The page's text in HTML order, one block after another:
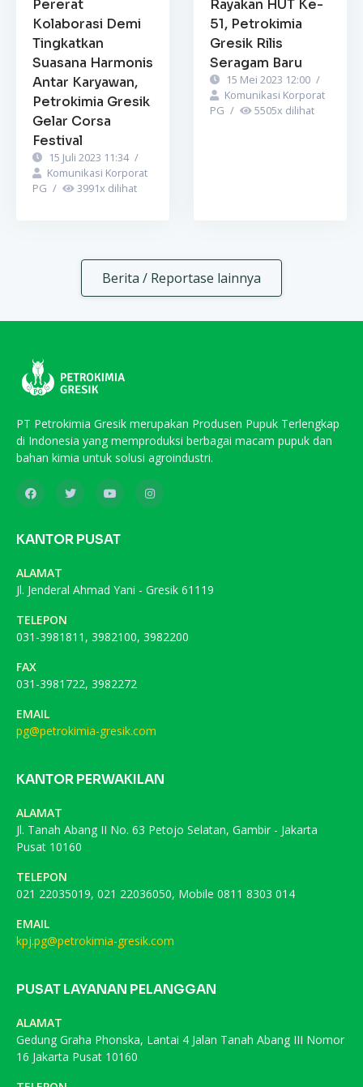
Pererat
Kolaborasi Demi
Tingkatkan
Suasana Harmonis
Antar Karyawan,
Petrokimia Gresik
Gelar Corsa
Festival
15 Juli 2023 11:34 /
Komunikasi Korporat
PG / 3991x dilihat
Rayakan HUT Ke-
51, Petrokimia
Gresik Rilis
Seragam Baru
15 Mei 2023 12:00 /
Komunikasi Korporat
PG / 5505x dilihat
Berita / Reportase lainnya
PT Petrokimia Gresik merupakan Produsen Pupuk Terlengkap
di Indonesia yang memproduksi berbagai macam pupuk dan
bahan kimia untuk solusi agroindustri.
KANTOR PUSAT
ALAMAT
Jl. Jenderal Ahmad Yani - Gresik 61119
TELEPON
031-3981811, 3982100, 3982200
FAX
031-3981722, 3982272
EMAIL
pg@petrokimia-gresik.com
KANTOR PERWAKILAN
ALAMAT
Jl. Tanah Abang II No. 63 Petojo Selatan, Gambir - Jakarta
Pusat 10160
TELEPON
021 22035019, 021 22036050, Mobile 0811 8303 014
EMAIL
kpj.pg@petrokimia-gresik.com
PUSAT LAYANAN PELANGGAN
ALAMAT
Gedung Graha Phonska, Lantai 4 Jalan Tanah Abang III Nomor
16 Jakarta Pusat 10160